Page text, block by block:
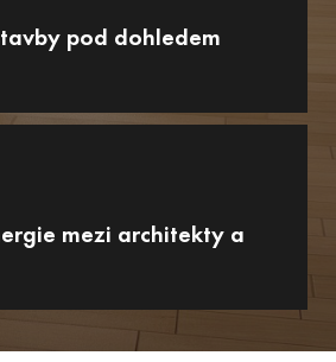
pod dohledem
mezi architekty a